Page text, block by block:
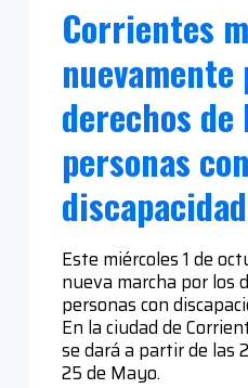
Corrientes
nuevamente
derechos de
personas con
discapacidad
Este miércoles 1 de
nueva marcha por los
personas con
En la ciudad de
se dará a partir de las
25 de Mayo.